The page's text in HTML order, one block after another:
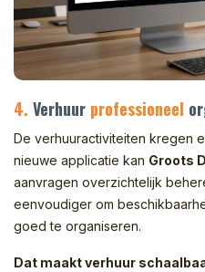
4. Verhuur professioneel
De verhuuractiviteiten kregen
nieuwe applicatie kan Groots
aanvragen overzichtelijk
eenvoudiger om
goed te organiseren.
Dat maakt verhuur